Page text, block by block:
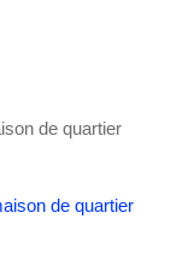
de quartier